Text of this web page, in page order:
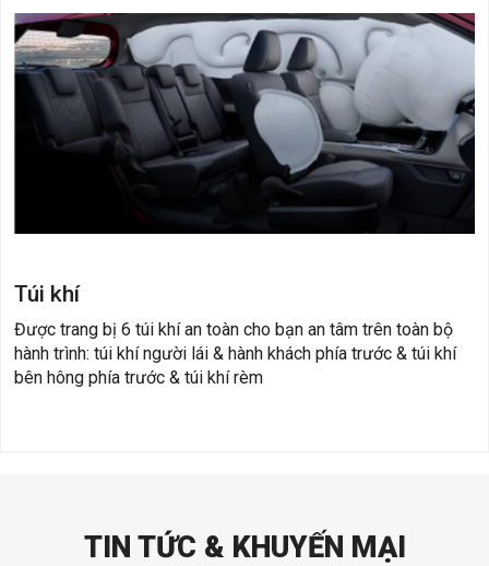
Túi khí
Được trang bị 6 túi khí an toàn cho bạn an tâm trên toàn bộ
hành trình: túi khí người lái & hành khách phía trước & túi khí
bên hông phía trước & túi khí rèm
TIN TỨC & KHUYẾN MẠI